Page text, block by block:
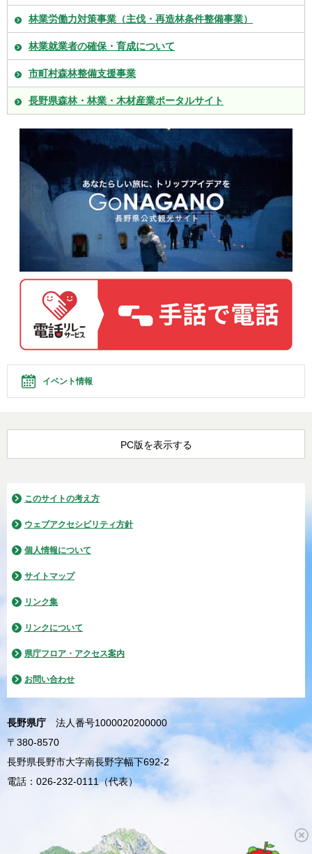
林業労働力対策事業（主伐・再造林条件整備事業）
林業就業者の確保・育成について
市町村森林整備支援事業
長野県森林・林業・木材産業ポータルサイト
イベント情報
PC版を表示する
このサイトの考え方
ウェブアクセシビリティ方針
個人情報について
サイトマップ
リンク集
リンクについて
県庁フロア・アクセス案内
お問い合わせ
長野県庁
法人番号1000020200000
〒380-8570
長野県長野市大字南長野字幅下692-2
電話：026-232-0111（代表）